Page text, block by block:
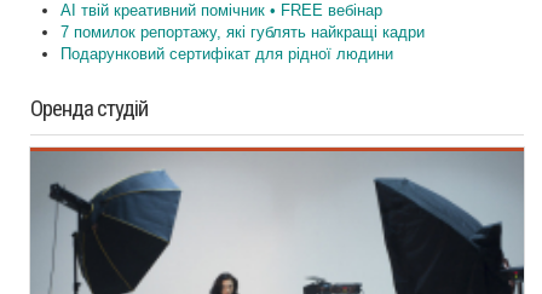
AI твій креативний помічник • FREE вебінар
7 помилок репортажу, які гублять найкращі кадри
Подарунковий сертифікат для рідної людини
Оренда студій